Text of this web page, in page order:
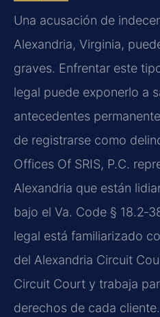
Una acusación de
Alexandria, Virginia,
graves. Enfrentar este
legal puede exponerlo a
antecedentes
de registrarse como
Offices Of SRIS, P.C.
Alexandria que están
bajo el Va. Code §
legal está familiarizado
del Alexandria Circuit
Circuit Court y trabaja
derechos de cada